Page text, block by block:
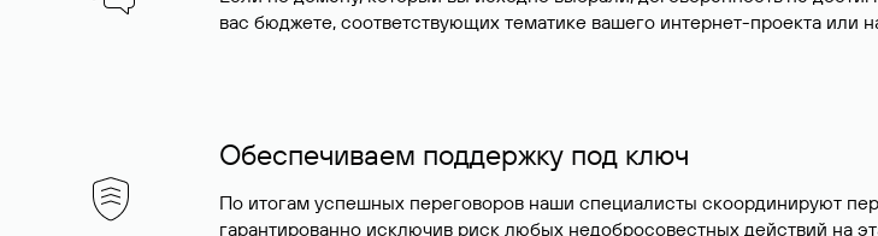
вас бюджете, соответствующих тематике вашего интернет-проекта или
Обеспечиваем поддержку под ключ
По итогам успешных переговоров наши специалисты скоординируют
гарантированно исключив риск любых недобросовестных действий на